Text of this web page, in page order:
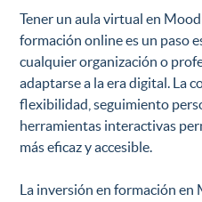
Tener un aula virtual en
formación online es un paso
cualquier organización o
adaptarse a la era digital. La
flexibilidad, seguimiento
herramientas interactivas
más eficaz y accesible.
La inversión en formación en